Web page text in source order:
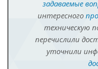
задаваемые
интересного
техническую
перечислили
уточнили